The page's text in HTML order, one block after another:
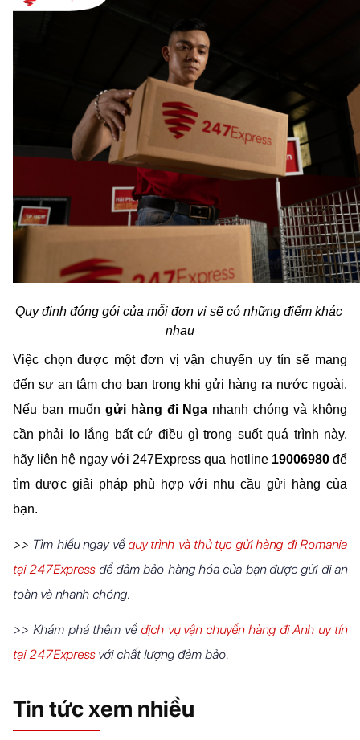
Quy định đóng gói của mỗi đơn vị sẽ có những điểm khác
nhau
Việc chọn được một đơn vị vận chuyển uy tín sẽ mang
đến sự an tâm cho bạn trong khi gửi hàng ra nước ngoài.
Nếu bạn muốn gửi hàng đi Nga nhanh chóng và không
cần phải lo lắng bất cứ điều gì trong suốt quá trình này,
hãy liên hệ ngay với 247Express qua hotline 19006980 để
tìm được giải pháp phù hợp với nhu cầu gửi hàng của
bạn.
>> Tìm hiểu ngay về quy trình và thủ tục gửi hàng đi Romania
tại 247Expressđể đảm bảo hàng hóa của bạn được gửi đi an
toàn và nhanh chóng.
>> Khám phá thêm về dịch vụ vận chuyển hàng đi Anh uy tín
tại 247Expressvới chất lượng đảm bảo.
Tin tức xem nhiều